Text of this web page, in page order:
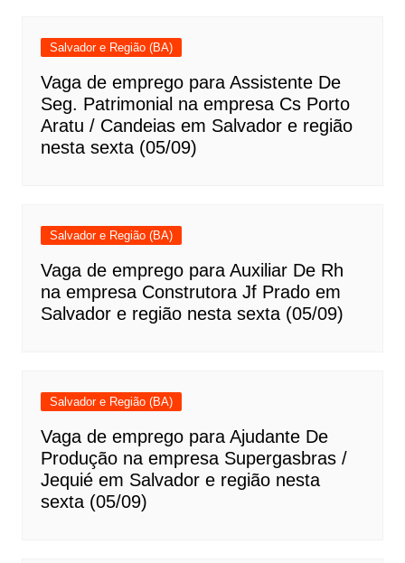
Salvador e Região (BA)
Vaga de emprego para Assistente De
Seg. Patrimonial na empresa Cs Porto
Aratu / Candeias em Salvador e região
nesta sexta (05/09)
Salvador e Região (BA)
Vaga de emprego para Auxiliar De Rh
na empresa Construtora Jf Prado em
Salvador e região nesta sexta (05/09)
Salvador e Região (BA)
Vaga de emprego para Ajudante De
Produção na empresa Supergasbras /
Jequié em Salvador e região nesta
sexta (05/09)